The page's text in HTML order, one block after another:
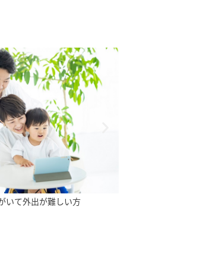
住まいで来店の難しい方